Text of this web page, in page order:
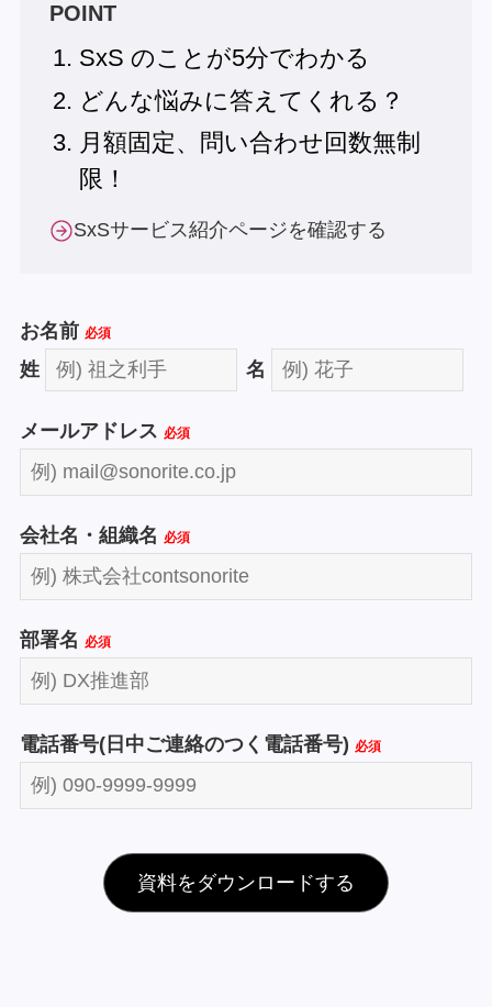
POINT
SxS のことが5分でわかる
どんな悩みに答えてくれる？
月額固定、問い合わせ回数無制
限！
SxSサービス紹介ページを確認する
お名前 必須
姓 名
メールアドレス 必須
会社名・組織名 必須
部署名 必須
電話番号(日中ご連絡のつく電話番号) 必須